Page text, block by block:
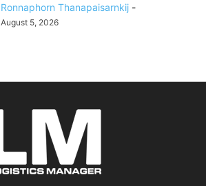
Ronnaphorn Thanapaisarnkij -
August 5, 2026